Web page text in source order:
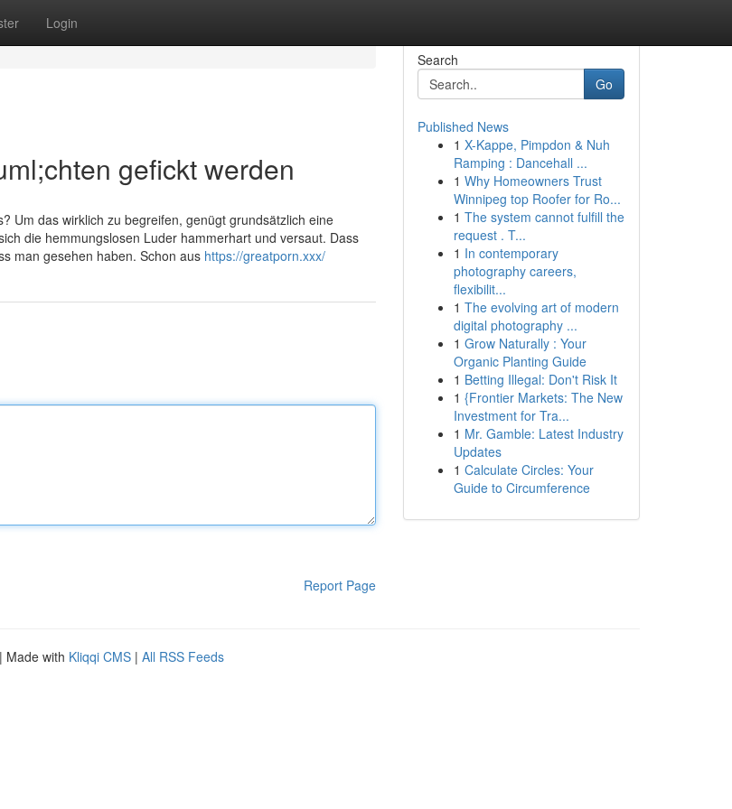
Login
gefickt werden
Um das wirklich zu begreifen, genügt grundsätzlich eine
die hemmungslosen Luder hammerhart und versaut. Dass
man gesehen haben. Schon aus https://greatporn.xxx/
Report Page
Search
Go
Published News
1 X-Kappe, Pimpdon & Nuh
Ramping : Dancehall ...
1 Why Homeowners Trust
Winnipeg top Roofer for Ro...
1 The system cannot fulfill the
request . T...
1 In contemporary
photography careers,
flexibilit...
1 The evolving art of modern
digital photography ...
1 Grow Naturally : Your
Organic Planting Guide
1 Betting Illegal: Don't Risk It
1 {Frontier Markets: The New
Investment for Tra...
1 Mr. Gamble: Latest Industry
Updates
1 Calculate Circles: Your
Guide to Circumference
| Made with Kliqqi CMS | All RSS Feeds